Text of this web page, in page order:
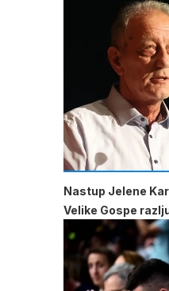
Nastup Jelene
Velike Gospe